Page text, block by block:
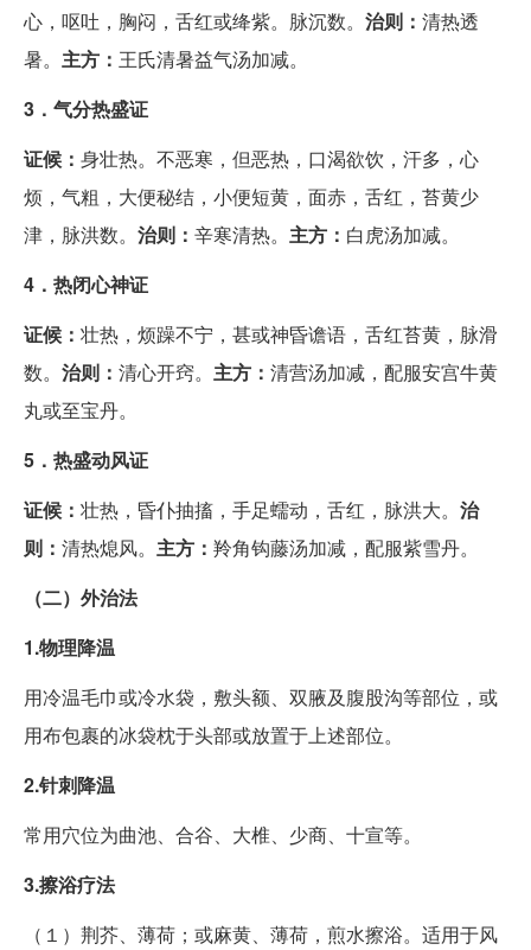
心，呕吐，胸闷，舌红或绛紫。脉沉数。 治则： 清热透
暑。 主方： 王氏清暑益气汤加减。
3．气分热盛证
证候： 身壮热。不恶寒，但恶热，口渴欲饮，汗多，心
烦，气粗，大便秘结，小便短黄，面赤，舌红，苔黄少
津，脉洪数。 治则： 辛寒清热。 主方： 白虎汤加减。
4．热闭心神证
证候： 壮热，烦躁不宁，甚或神昏谵语，舌红苔黄，脉滑
数。 治则： 清心开窍。 主方： 清营汤加减，配服安宫牛黄
丸或至宝丹。
5．热盛动风证
证候： 壮热，昏仆抽搐，手足蠕动，舌红，脉洪大。 治
则： 清热熄风。 主方： 羚角钩藤汤加减，配服紫雪丹。
（二）外治法
1.物理降温
用冷温毛巾或冷水袋，敷头额、双腋及腹股沟等部位，或
用布包裹的冰袋枕于头部或放置于上述部位。
2.针刺降温
常用穴位为曲池、合谷、大椎、少商、十宣等。
3.擦浴疗法
（１）荆芥、薄荷；或麻黄、薄荷，煎水擦浴。适用于风